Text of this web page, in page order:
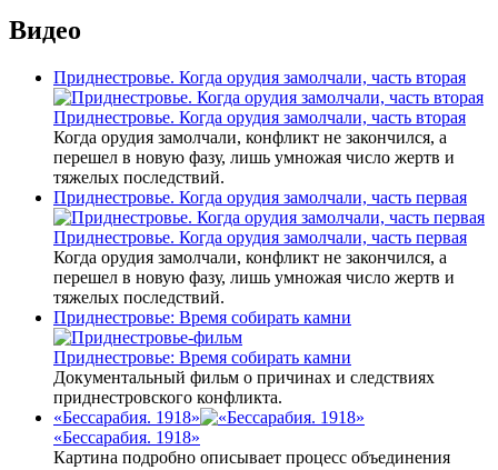
Видео
Приднестровье. Когда орудия замолчали, часть вторая
Приднестровье. Когда орудия замолчали, часть вторая
Когда орудия замолчали, конфликт не закончился, а
перешел в новую фазу, лишь умножая число жертв и
тяжелых последствий.
Приднестровье. Когда орудия замолчали, часть первая
Приднестровье. Когда орудия замолчали, часть первая
Когда орудия замолчали, конфликт не закончился, а
перешел в новую фазу, лишь умножая число жертв и
тяжелых последствий.
Приднестровье: Время собирать камни
Приднестровье: Время собирать камни
Документальный фильм о причинах и следствиях
приднестровского конфликта.
«Бессарабия. 1918»
«Бессарабия. 1918»
Картина подробно описывает процесс объединения